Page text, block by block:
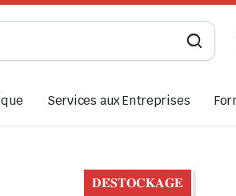
Services aux Entreprises
𝐃𝐄́𝐒𝐓𝐎𝐂𝐊𝐀𝐆𝐄